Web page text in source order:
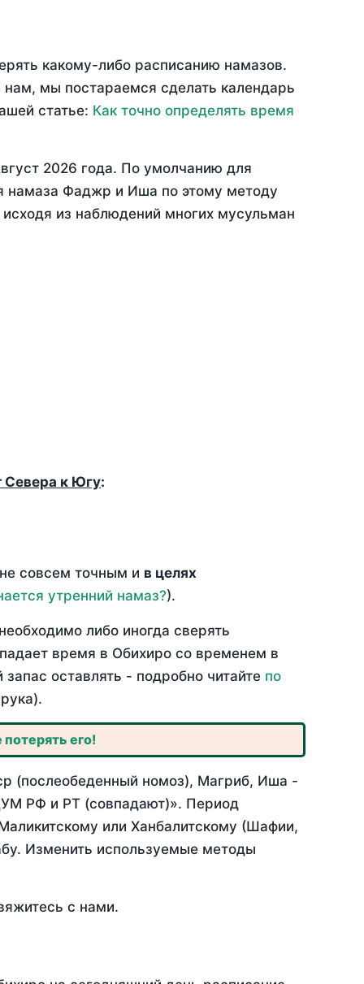
какому-либо расписанию намазов.
мы постараемся сделать календарь
статье: Как точно определять время
2026 года. По умолчанию для
намаза Фаджр и Иша по этому методу
из наблюдений многих мусульман
Севера к Югу:
совсем точным и в целях
утренний намаз?).
либо иногда сверять
время в Обихиро со временем в
оставлять - подробно читайте по
его!
(послеобеденный номоз), Магриб, Иша -
РФ и РТ (совпадают)». Период
или Ханбалитскому (Шафии,
Изменить используемые методы
с нами.